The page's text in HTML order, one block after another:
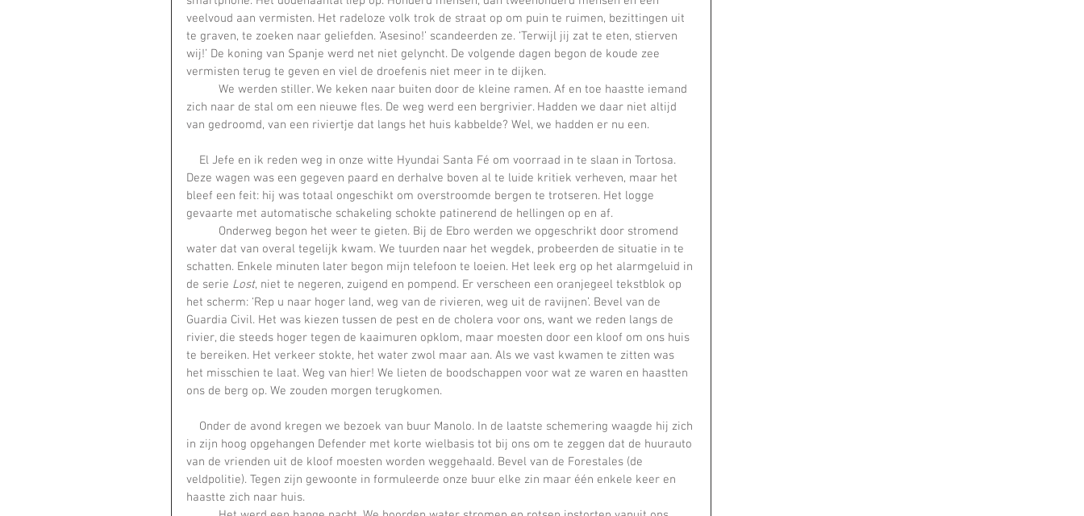
veelvoud aan vermisten. Het radeloze volk trok de straat op om puin te ruimen, bezittingen uit
te graven, te zoeken naar geliefden. ‘Asesino!’ scandeerden ze. ‘Terwijl jij zat te eten, stierven
wij!’ De koning van Spanje werd net niet gelyncht. De volgende dagen begon de koude zee
vermisten terug te geven en viel de droefenis niet meer in te dijken.
zich naar de stal om een nieuwe fles. De weg werd een bergrivier. Hadden we daar niet altijd
van gedroomd, van een riviertje dat langs het huis kabbelde? Wel, we hadden er nu een.
El Jefe en ik reden weg in onze witte Hyundai Santa Fé om voorraad in te slaan in Tortosa.
Deze wagen was een gegeven paard en derhalve boven al te luide kritiek verheven, maar het
bleef een feit: hij was totaal ongeschikt om overstroomde bergen te trotseren. Het logge
gevaarte met automatische schakeling schokte patinerend de hellingen op en af.
water dat van overal tegelijk kwam. We tuurden naar het wegdek, probeerden de situatie in te
schatten. Enkele minuten later begon mijn telefoon te loeien. Het leek erg op het alarmgeluid in
de serie Lost, niet te negeren, zuigend en pompend. Er verscheen een oranjegeel tekstblok op
het scherm: ‘Rep u naar hoger land, weg van de rivieren, weg uit de ravijnen’. Bevel van de
Guardia Civil. Het was kiezen tussen de pest en de cholera voor ons, want we reden langs de
rivier, die steeds hoger tegen de kaaimuren opklom, maar moesten door een kloof om ons huis
te bereiken. Het verkeer stokte, het water zwol maar aan. Als we vast kwamen te zitten was
het misschien te laat. Weg van hier! We lieten de boodschappen voor wat ze waren en haastten
ons de berg op. We zouden morgen terugkomen.
Onder de avond kregen we bezoek van buur Manolo. In de laatste schemering waagde hij zich
in zijn hoog opgehangen Defender met korte wielbasis tot bij ons om te zeggen dat de huurauto
van de vrienden uit de kloof moesten worden weggehaald. Bevel van de Forestales (de
veldpolitie). Tegen zijn gewoonte in formuleerde onze buur elke zin maar één enkele keer en
haastte zich naar huis.